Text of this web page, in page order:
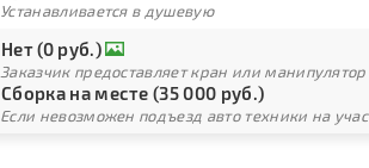
Устанавливается в душевую
Нет (0 руб.)
Заказчик предоставляет кран или
Сборка на месте (35 000 руб.)
Если невозможен подъезд авто техники на